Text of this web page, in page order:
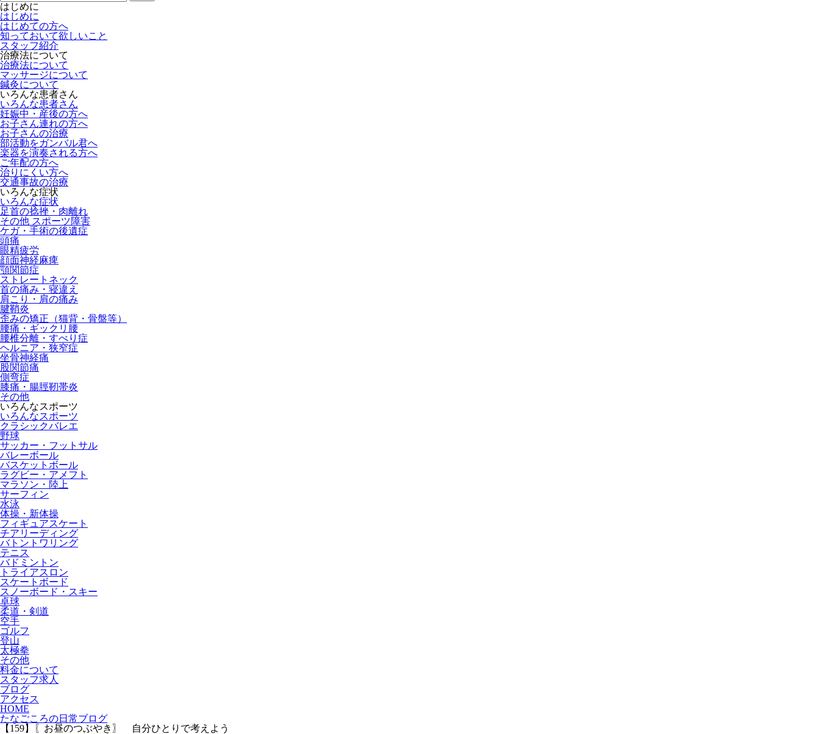
はじめに
はじめに
はじめての方へ
知っておいて欲しいこと
スタッフ紹介
治療法について
治療法について
マッサージについて
鍼灸について
いろんな患者さん
いろんな患者さん
妊娠中・産後の方へ
お子さん連れの方へ
お子さんの治療
部活動をガンバル君へ
楽器を演奏される方へ
ご年配の方へ
治りにくい方へ
交通事故の治療
いろんな症状
いろんな症状
足首の捻挫・肉離れ
その他 スポーツ障害
ケガ・手術の後遺症
頭痛
眼精疲労
顔面神経麻痺
顎関節症
ストレートネック
首の痛み・寝違え
肩こり・肩の痛み
腱鞘炎
歪みの矯正（猫背・骨盤等）
腰痛・ギックリ腰
腰椎分離・すべり症
ヘルニア・狭窄症
坐骨神経痛
股関節痛
側弯症
膝痛・腸脛靭帯炎
その他
いろんなスポーツ
いろんなスポーツ
クラシックバレエ
野球
サッカー・フットサル
バレーボール
バスケットボール
ラグビー・アメフト
マラソン・陸上
サーフィン
水泳
体操・新体操
フィギュアスケート
チアリーディング
バトントワリング
テニス
バドミントン
トライアスロン
スケートボード
スノーボード・スキー
卓球
柔道・剣道
空手
ゴルフ
登山
太極拳
その他
料金について
スタッフ求人
ブログ
アクセス
HOME
たなごころの日常ブログ
【159】〖お昼のつぶやき〗 自分ひとりで考えよう